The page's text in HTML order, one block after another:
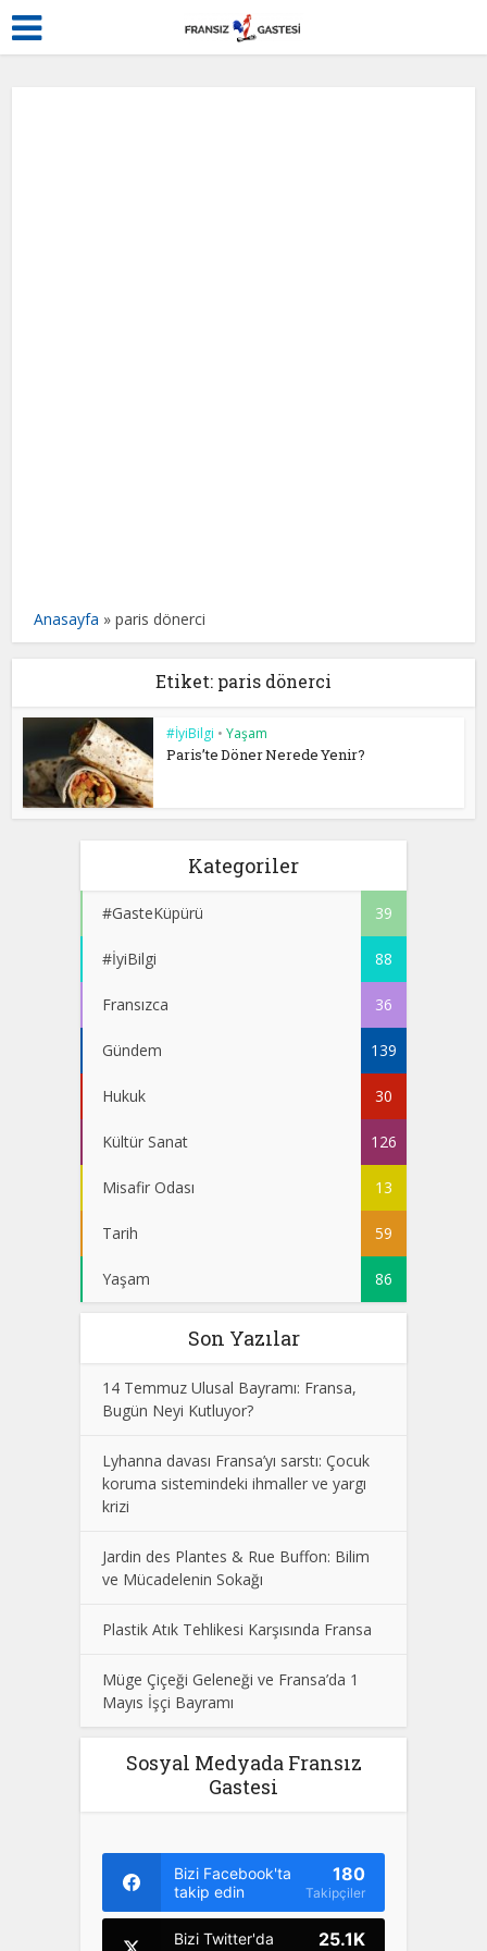
Anasayfa »paris dönerci
Etiket: paris dönerci
#İyiBilgi • Yaşam
Paris’te Döner Nerede Yenir?
Kategoriler
#GasteKüpürü 39
#İyiBilgi 88
Fransızca 36
Gündem 139
Hukuk 30
Kültür Sanat 126
Misafir Odası 13
Tarih 59
Yaşam 86
Son Yazılar
14 Temmuz Ulusal Bayramı: Fransa,
Bugün Neyi Kutluyor?
Lyhanna davası Fransa’yı sarstı: Çocuk
koruma sistemindeki ihmaller ve yargı
krizi
Jardin des Plantes & Rue Buffon: Bilim
ve Mücadelenin Sokağı
Plastik Atık Tehlikesi Karşısında Fransa
Müge Çiçeği Geleneği ve Fransa’da 1
Mayıs İşçi Bayramı
Sosyal Medyada Fransız
Gastesi
Bizi Facebook'ta
takip edin
180
Takipçiler
Bizi Twitter'da
25.1K